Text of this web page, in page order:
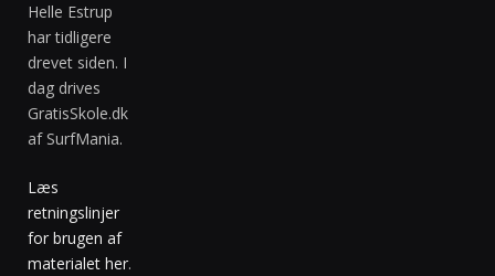
Helle Estrup
har tidligere
drevet siden. I
dag drives
GratisSkole.dk
af SurfMania.
Læs
retningslinjer
for brugen af
materialet her.